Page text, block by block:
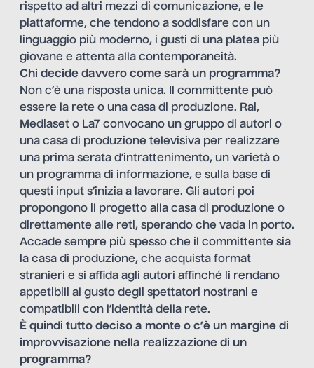
rispetto ad altri mezzi di comunicazione, e le
piattaforme, che tendono a soddisfare con un
linguaggio più moderno, i gusti di una platea più
giovane e attenta alla contemporaneità.
Chi decide davvero come sarà un programma?
Non c’è una risposta unica. Il committente può
essere la rete o una casa di produzione. Rai,
Mediaset o La7 convocano un gruppo di autori o
una casa di produzione televisiva per realizzare
una prima serata d’intrattenimento, un varietà o
un programma di informazione, e sulla base di
questi input s’inizia a lavorare. Gli autori poi
propongono il progetto alla casa di produzione o
direttamente alle reti, sperando che vada in porto.
Accade sempre più spesso che il committente sia
la casa di produzione, che acquista format
stranieri e si affida agli autori affinché li rendano
appetibili al gusto degli spettatori nostrani e
compatibili con l’identità della rete.
È quindi tutto deciso a monte o c’è un margine di
improvvisazione nella realizzazione di un
programma?